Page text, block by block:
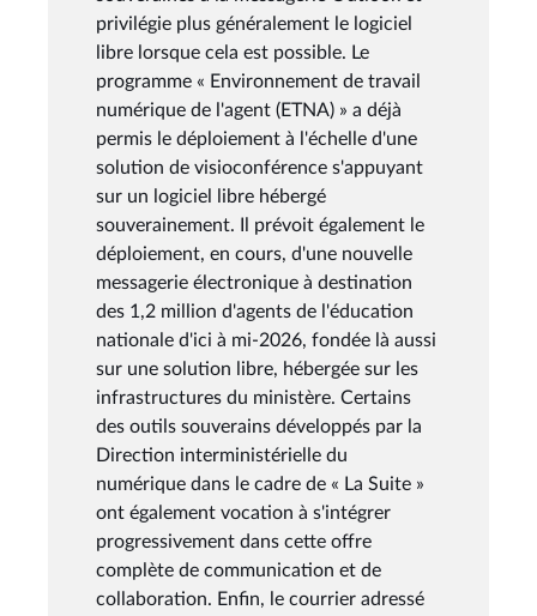
privilégie plus généralement le logiciel
libre lorsque cela est possible. Le
programme « Environnement de travail
numérique de l'agent (ETNA) » a déjà
permis le déploiement à l'échelle d'une
solution de visioconférence s'appuyant
sur un logiciel libre hébergé
souverainement. Il prévoit également le
déploiement, en cours, d'une nouvelle
messagerie électronique à destination
des 1,2 million d'agents de l'éducation
nationale d'ici à mi-2026, fondée là aussi
sur une solution libre, hébergée sur les
infrastructures du ministère. Certains
des outils souverains développés par la
Direction interministérielle du
numérique dans le cadre de « La Suite »
ont également vocation à s'intégrer
progressivement dans cette offre
complète de communication et de
collaboration. Enfin, le courrier adressé